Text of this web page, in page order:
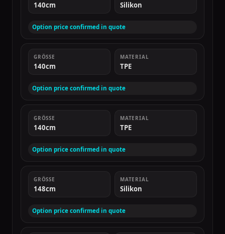
140cm Silikon
Option price confirmed in quote
GRÖSSE
140cm
MATERIAL
TPE
Option price confirmed in quote
GRÖSSE
140cm
MATERIAL
TPE
Option price confirmed in quote
GRÖSSE
148cm
MATERIAL
Silikon
Option price confirmed in quote